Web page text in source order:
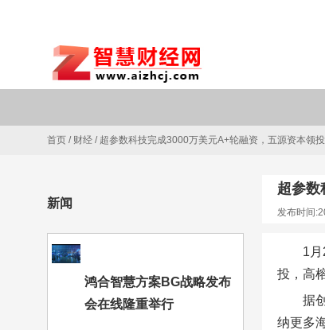
首页 / 财经 / 超参数科技完成3000万美元A+轮融资，五源资本领投
新闻
鸿合智慧方案BG战略发布
会在线隆重举行
超参数
发布时间
1
投，高
据
纳更多